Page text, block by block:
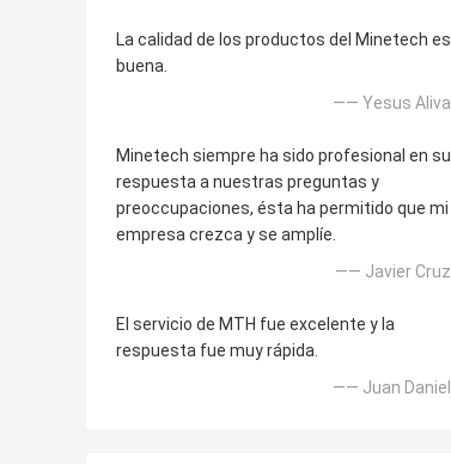
La calidad de los productos del Minetech es
buena.
—— Yesus Aliva
Minetech siempre ha sido profesional en su
respuesta a nuestras preguntas y
preoccupaciones, ésta ha permitido que mi
empresa crezca y se amplíe.
—— Javier Cruz
El servicio de MTH fue excelente y la
respuesta fue muy rápida.
—— Juan Daniel